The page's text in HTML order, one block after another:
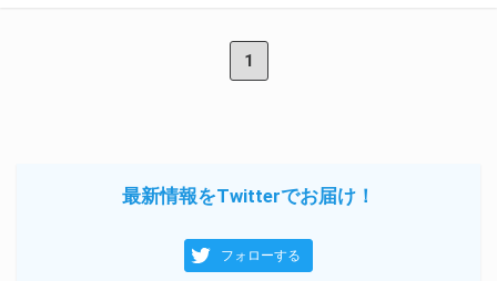
1
最新情報をTwitterでお届け！
フォローする